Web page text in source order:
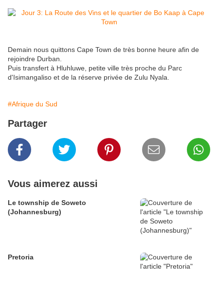
Demain nous quittons Cape Town de très bonne heure afin de
rejoindre Durban.
Puis transfert à Hluhluwe, petite ville très proche du Parc
d'Isimangaliso et de la réserve privée de Zulu Nyala.
#Afrique du Sud
Partager
Vous aimerez aussi
Le township de Soweto
(Johannesburg)
Pretoria